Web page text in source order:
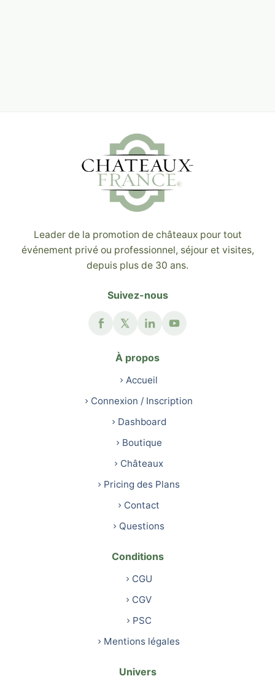
Leader de la promotion de châteaux pour tout
événement privé ou professionnel, séjour et visites,
depuis plus de 30 ans.
Suivez-nous
À propos
Accueil
Connexion / Inscription
Dashboard
Boutique
Châteaux
Pricing des Plans
Contact
Questions
Conditions
CGU
CGV
PSC
Mentions légales
Univers